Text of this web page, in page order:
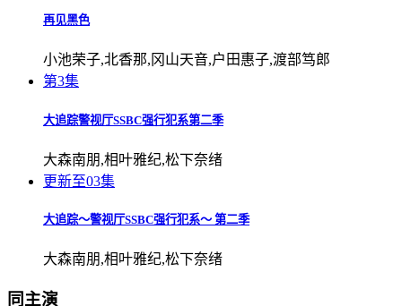
再见黑色
小池荣子,北香那,冈山天音,户田惠子,渡部笃郎
第3集
大追踪警视厅SSBC强行犯系第二季
大森南朋,相叶雅纪,松下奈绪
更新至03集
大追踪〜警视厅SSBC强行犯系〜 第二季
大森南朋,相叶雅纪,松下奈绪
同主演